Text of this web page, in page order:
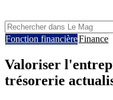
Fonction financièreFinance
Valoriser
trésorerie